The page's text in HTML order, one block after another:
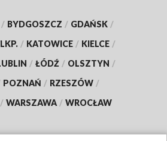
/ BYDGOSZCZ / GDAŃSK /
/ KATOWICE / KIELCE /
/ ŁÓDŹ / OLSZTYN /
POZNAŃ / RZESZÓW /
/ WARSZAWA / WROCŁAW